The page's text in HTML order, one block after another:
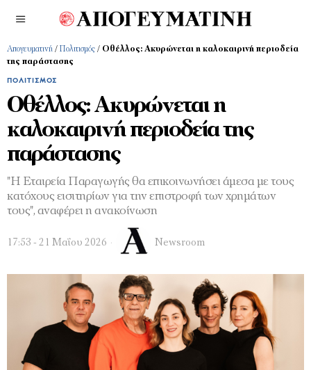
Απογευματινή / Πολιτισμός / Οθέλλος: Ακυρώνεται η καλοκαιρινή περιοδεία
της παράστασης
ΠΟΛΙΤΙΣΜΌΣ
Οθέλλος: Ακυρώνεται η
καλοκαιρινή περιοδεία της
παράστασης
"Η Εταιρεία Παραγωγής θα επικοινωνήσει άμεσα με τους
κατόχους εισιτηρίων για την επιστροφή των χρημάτων
τους", αναφέρει η ανακοίνωση
17:53 - 21 Μαΐου 2026 Newsroom